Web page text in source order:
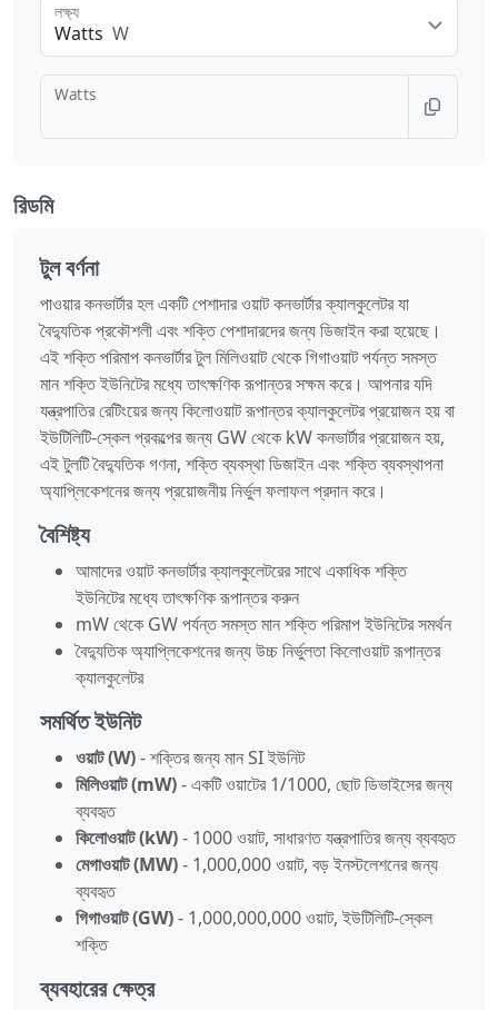
Watts W
লক্ষ্য
Watts
রিডমি
টুল বর্ণনা
পাওয়ার কনভার্টার হল একটি পেশাদার ওয়াট কনভার্টার ক্যালকুলেটর যা
বৈদ্যুতিক প্রকৌশলী এবং শক্তি পেশাদারদের জন্য ডিজাইন করা হয়েছে।
এই শক্তি পরিমাপ কনভার্টার টুল মিলিওয়াট থেকে গিগাওয়াট পর্যন্ত সমস্ত
মান শক্তি ইউনিটের মধ্যে তাৎক্ষণিক রূপান্তর সক্ষম করে। আপনার যদি
যন্ত্রপাতির রেটিংয়ের জন্য কিলোওয়াট রূপান্তর ক্যালকুলেটর প্রয়োজন হয় বা
ইউটিলিটি-স্কেল প্রকল্পের জন্য GW থেকে kW কনভার্টার প্রয়োজন হয়,
এই টুলটি বৈদ্যুতিক গণনা, শক্তি ব্যবস্থা ডিজাইন এবং শক্তি ব্যবস্থাপনা
অ্যাপ্লিকেশনের জন্য প্রয়োজনীয় নির্ভুল ফলাফল প্রদান করে।
বৈশিষ্ট্য
আমাদের ওয়াট কনভার্টার ক্যালকুলেটরের সাথে একাধিক শক্তি
ইউনিটের মধ্যে তাৎক্ষণিক রূপান্তর করুন
mW থেকে GW পর্যন্ত সমস্ত মান শক্তি পরিমাপ ইউনিটের সমর্থন
বৈদ্যুতিক অ্যাপ্লিকেশনের জন্য উচ্চ নির্ভুলতা কিলোওয়াট রূপান্তর
ক্যালকুলেটর
সমর্থিত ইউনিট
ওয়াট (W)- শক্তির জন্য মান SI ইউনিট
মিলিওয়াট (mW)- একটি ওয়াটের 1/1000, ছোট ডিভাইসের জন্য
ব্যবহৃত
কিলোওয়াট (kW)- 1000 ওয়াট, সাধারণত যন্ত্রপাতির জন্য ব্যবহৃত
মেগাওয়াট (MW)- 1,000,000 ওয়াট, বড় ইনস্টলেশনের জন্য
ব্যবহৃত
গিগাওয়াট (GW)- 1,000,000,000 ওয়াট, ইউটিলিটি-স্কেল
শক্তি
ব্যবহারের ক্ষেত্র